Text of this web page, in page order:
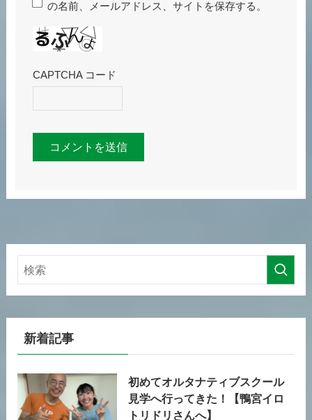
の名前、メールアドレス、サイトを保存する。
CAPTCHA コード
新着記事
初めてオルタナティブスクール
見学へ行ってきた！【鴨宮イロ
トリドリさんへ】